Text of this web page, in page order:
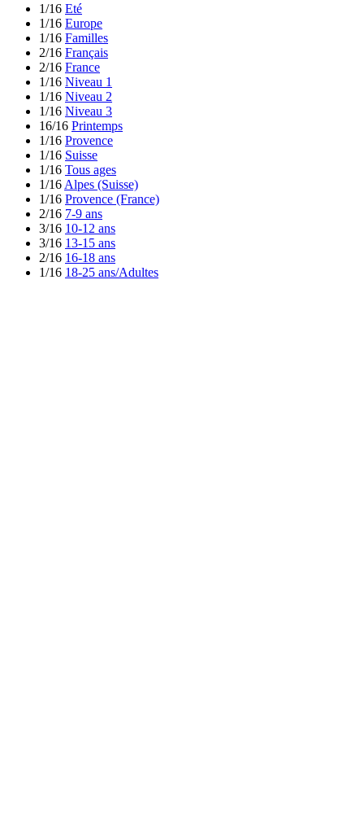
1/16 Eté
1/16 Europe
1/16 Familles
2/16 Français
2/16 France
1/16 Niveau 1
1/16 Niveau 2
1/16 Niveau 3
16/16 Printemps
1/16 Provence
1/16 Suisse
1/16 Tous ages
1/16 Alpes (Suisse)
1/16 Provence (France)
2/16 7-9 ans
3/16 10-12 ans
3/16 13-15 ans
2/16 16-18 ans
1/16 18-25 ans/Adultes